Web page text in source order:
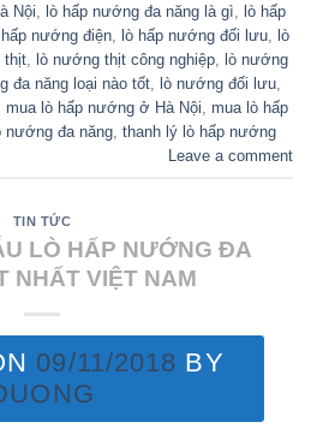
Nội lò hấp nướng đa năng là gì lò hấp
nướng điện lò hấp nướng đối lưu lò
thịt lò nướng thịt công nghiệp lò nướng
đa năng loại nào tốt lò nướng đối lưu
mua lò hấp nướng ở Hà Nội mua lò hấp
nướng đa năng thanh lý lò hấp nướng
Leave a comment
TIN TỨC
LÒ HẤP NƯỚNG ĐA
NHẤT VIỆT NAM
09/11/2018 BY